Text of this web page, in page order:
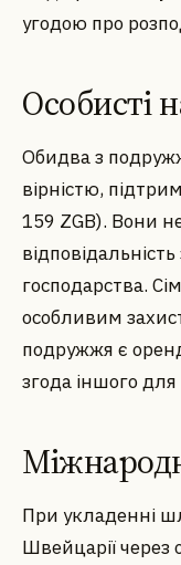
угодою про
Особисті
Обидва з
вірністю,
159 ZGB). Вони
господарства.
особливим
подружжя є
згода іншого
При укладенні
Швейцарії через